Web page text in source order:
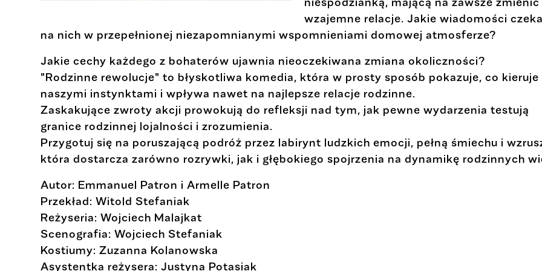
wzajemne relacje. Jakie wiadomości
na nich w przepełnionej niezapomnianymi wspomnieniami domowej atmosferze?
Jakie cechy każdego z bohaterów ujawnia nieoczekiwana zmiana okoliczności?
"Rodzinne rewolucje" to błyskotliwa komedia, która w prosty sposób pokazuje, co kieruje
naszymi instynktami i wpływa nawet na najlepsze relacje rodzinne.
Zaskakujące zwroty akcji prowokują do refleksji nad tym, jak pewne wydarzenia testują
granice rodzinnej lojalności i zrozumienia.
Przygotuj się na poruszającą podróż przez labirynt ludzkich emocji, pełną śmiechu i
która dostarcza zarówno rozrywki, jak i głębokiego spojrzenia na dynamikę rodzinnych
Autor: Emmanuel Patron i Armelle Patron
Przekład: Witold Stefaniak
Reżyseria: Wojciech Malajkat
Scenografia: Wojciech Stefaniak
Kostiumy: Zuzanna Kolanowska
Asystentka reżysera: Justyna Potasiak